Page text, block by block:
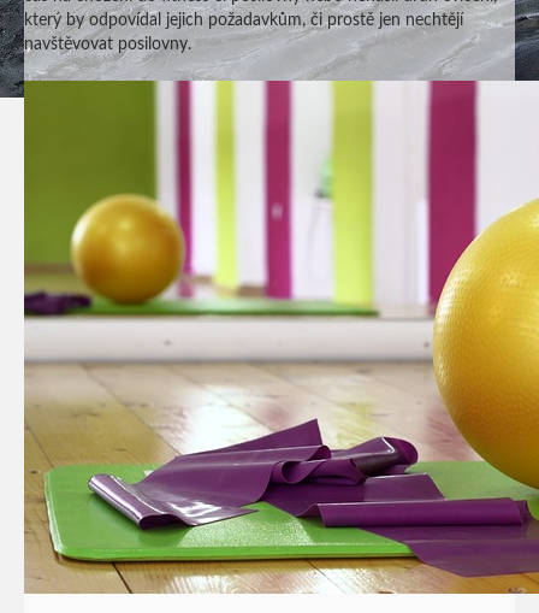
který by odpovídal jejich požadavkům, či prostě jen nechtějí
navštěvovat posilovny.